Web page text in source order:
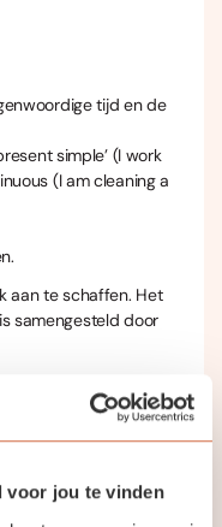
voor jou te vinden
tijd en de
simple’ (I work
(I am cleaning a
aan te schaffen. Het
samengesteld door
hebt, heb je de
te leren spreken.
niet geschikt